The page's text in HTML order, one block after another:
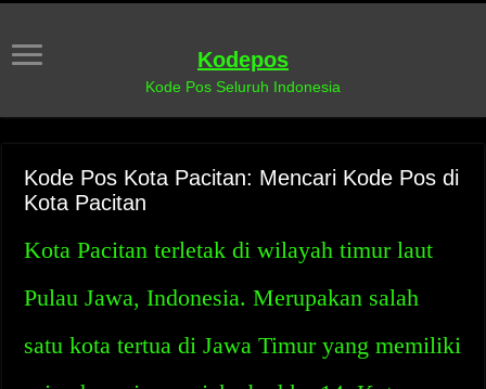
Kodepos
Kode Pos Seluruh Indonesia
Kode Pos Kota Pacitan: Mencari Kode Pos di
Kota Pacitan
Kota Pacitan terletak di wilayah timur laut
Pulau Jawa, Indonesia. Merupakan salah
satu kota tertua di Jawa Timur yang memiliki